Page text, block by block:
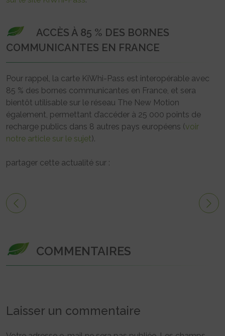
ACCÈS À 85 % DES BORNES
COMMUNICANTES EN FRANCE
Pour rappel, la carte KiWhi-Pass est interopérable avec
85 % des bornes communicantes en France, et sera
bientôt utilisable sur le réseau The New Motion
également, permettant d’accéder à 25 000 points de
recharge publics dans 8 autres pays européens (voir
notre article sur le sujet).
partager cette actualité sur :
COMMENTAIRES
Laisser un commentaire